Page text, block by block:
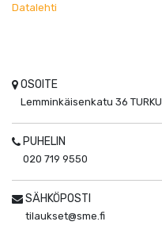
Datalehti
OSOITE
Lemminkäisenkatu 36 TURKU
PUHELIN
020 719 9550
SÄHKÖPOSTI
tilaukset@sme.fi